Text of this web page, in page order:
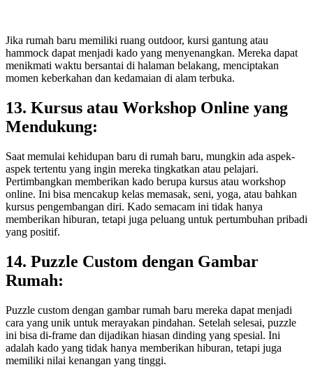
Jika rumah baru memiliki ruang outdoor, kursi gantung atau
hammock dapat menjadi kado yang menyenangkan. Mereka dapat
menikmati waktu bersantai di halaman belakang, menciptakan
momen keberkahan dan kedamaian di alam terbuka.
13. Kursus atau Workshop Online yang
Mendukung:
Saat memulai kehidupan baru di rumah baru, mungkin ada aspek-
aspek tertentu yang ingin mereka tingkatkan atau pelajari.
Pertimbangkan memberikan kado berupa kursus atau workshop
online. Ini bisa mencakup kelas memasak, seni, yoga, atau bahkan
kursus pengembangan diri. Kado semacam ini tidak hanya
memberikan hiburan, tetapi juga peluang untuk pertumbuhan pribadi
yang positif.
14. Puzzle Custom dengan Gambar
Rumah:
Puzzle custom dengan gambar rumah baru mereka dapat menjadi
cara yang unik untuk merayakan pindahan. Setelah selesai, puzzle
ini bisa di-frame dan dijadikan hiasan dinding yang spesial. Ini
adalah kado yang tidak hanya memberikan hiburan, tetapi juga
memiliki nilai kenangan yang tinggi.